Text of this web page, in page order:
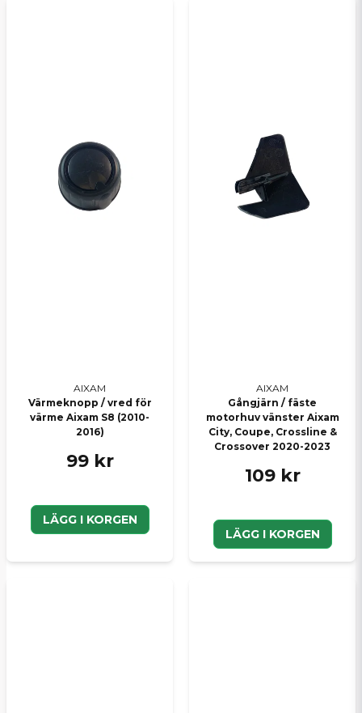
AIXAM
Värmeknopp / vred för
värme Aixam S8 (2010-
2016)
99 kr
LÄGG I KORGEN
AIXAM
Gångjärn / fäste
motorhuv vänster Aixam
City, Coupe, Crossline &
Crossover 2020-2023
109 kr
LÄGG I KORGEN